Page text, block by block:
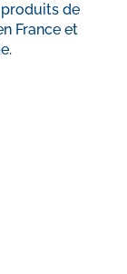
de
France et